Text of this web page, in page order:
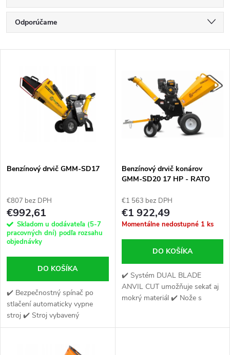
R
a
e
p
r
o
d
u
k
Odporúčame
Najpredávanejšie
Abecedne
s
r
o
d
u
k
Benzínový drvič GMM-SD17
€807 bez DPH
€992,61
Skladom u dodávateľa (5-7
pracovných dní) podľa rozsahu
objednávky
DO KOŠÍKA
✔️ Bezpečnostný spínač po
stlačení automaticky vypne
stroj ✔️ Stroj vybavený
špeciálnymi pneumatickými
vysoko kvalitného, ​​hrubého...
Benzínový drvič konárov
GMM-SD20 17 HP - RATO
€1 563 bez DPH
€1 922,49
Momentálne nedostupné 1 ks
DO KOŠÍKA
✔️ Systém DUAL BLADE
ANVIL CUT umožňuje sekať aj
mokrý materiál ✔️ Nože s